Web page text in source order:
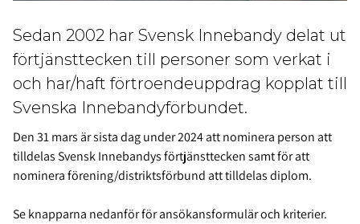
Sedan 2002 har Svensk Innebandy delat ut
förtjänsttecken till personer som verkat i
och har/haft förtroendeuppdrag kopplat till
Svenska Innebandyförbundet.
Den 31 mars är sista dag under 2024 att nominera person att
tilldelas Svensk Innebandys förtjänsttecken samt för att
nominera förening/distriktsförbund att tilldelas diplom.
Se knapparna nedanför för ansökansformulär och kriterier.